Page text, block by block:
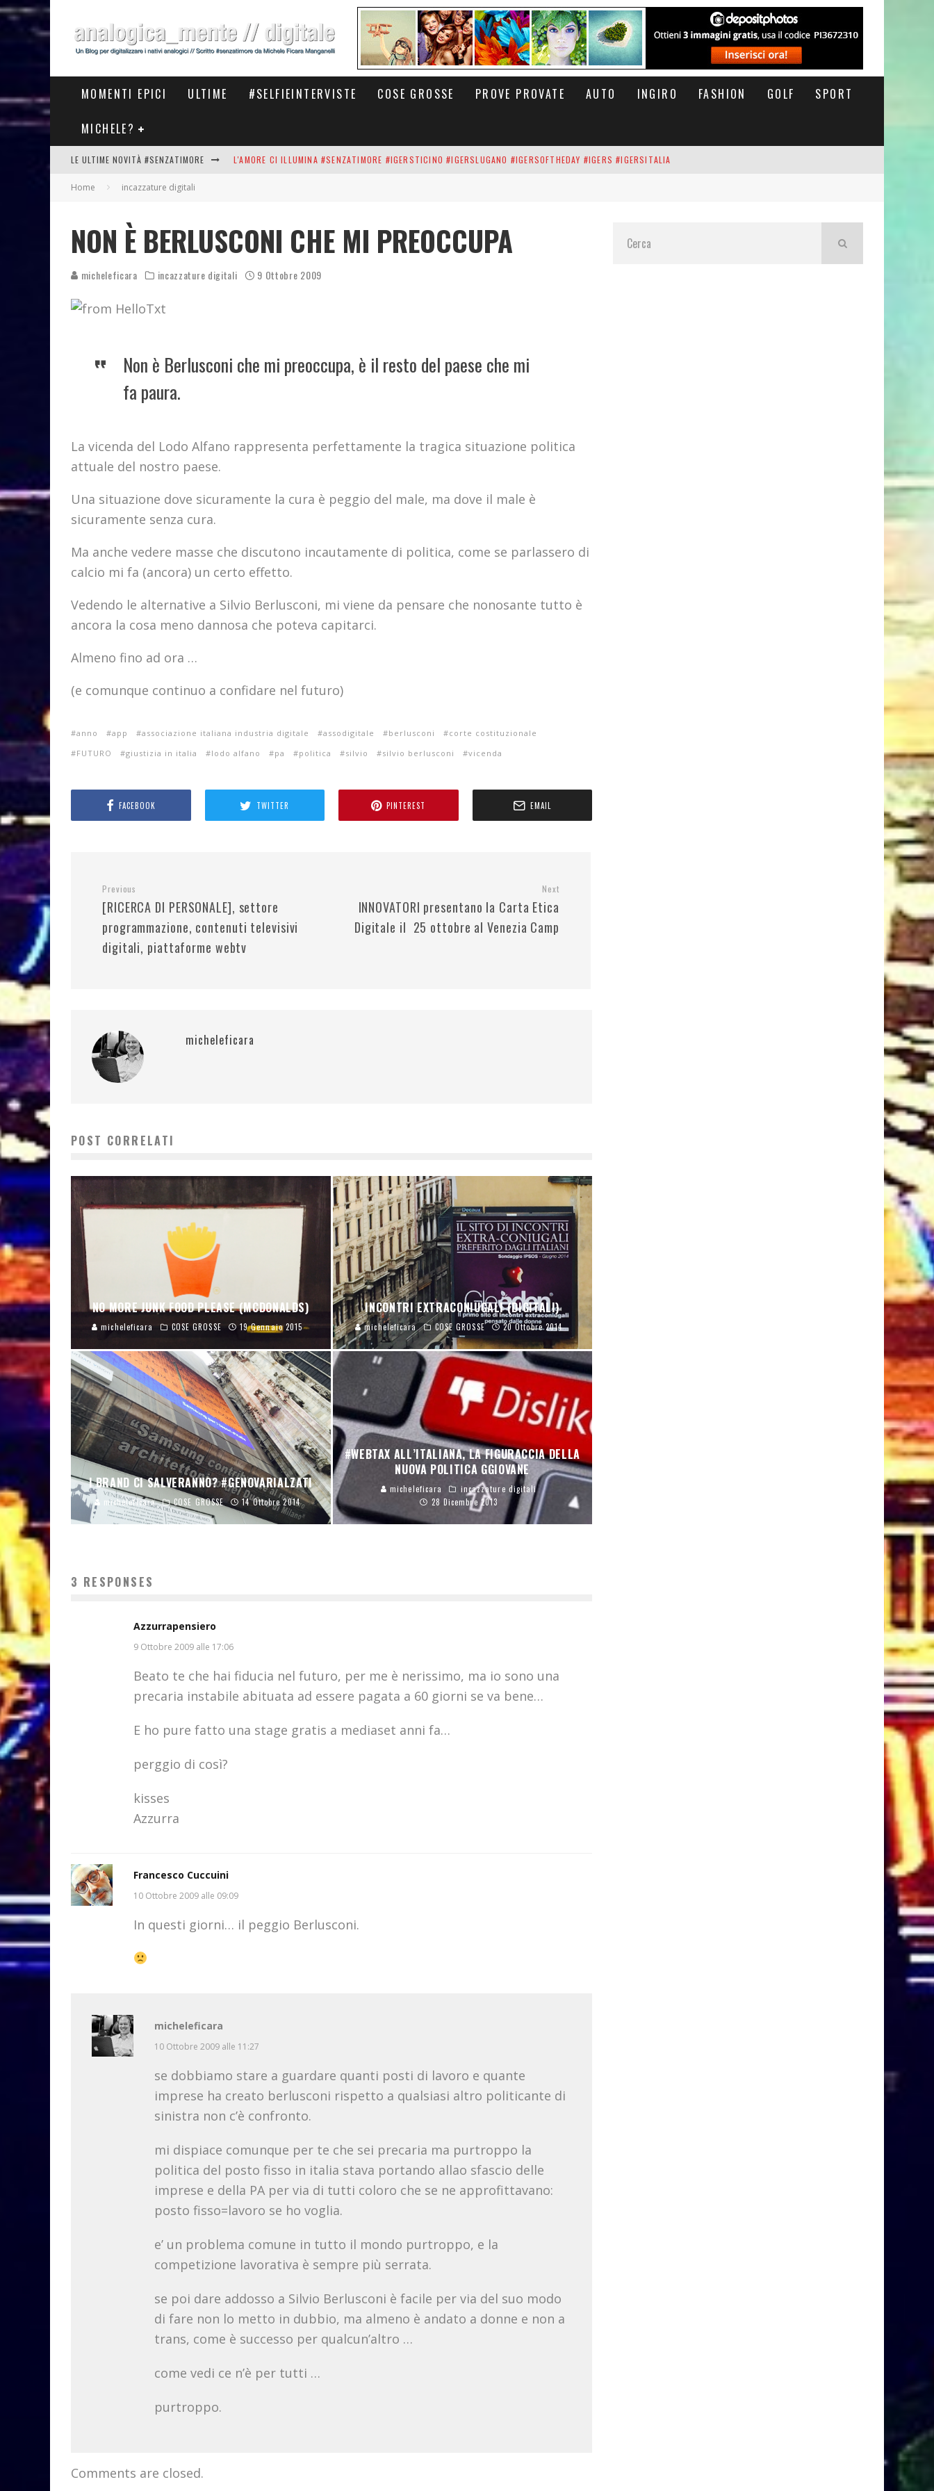
MOMENTI EPICI ULTIME #SELFIEINTERVISTE COSE GROSSE PROVE PROVATE AUTO INGIRO FASHION GOLF SPORT
MICHELE?
LE ULTIME NOVITÀ #SENZATIMORE L'AMORE CI ILLUMINA #SENZATIMORE #IGERSTICINO #IGERSLUGANO #IGERSOFTHEDAY #IGERS #IGERSITALIA
#COSEDILAVORO LA PORTA DELL'INFERNO È QUI: IL CENTRO COMMERCIALE DI ARESE OLTRE 10 KM DI CODA. POTETE MORIRE QUI.
Home incazzature digitali
NON È BERLUSCONI CHE MI PREOCCUPA
micheleficara incazzature digitali 9 Ottobre 2009
Non è Berlusconi che mi preoccupa, è il resto del paese che mi
fa paura.
La vicenda del Lodo Alfano rappresenta perfettamente la tragica situazione politica
attuale del nostro paese.
Una situazione dove sicuramente la cura è peggio del male, ma dove il male è
sicuramente senza cura.
Ma anche vedere masse che discutono incautamente di politica, come se parlassero di
calcio mi fa (ancora) un certo effetto.
Vedendo le alternative a Silvio Berlusconi, mi viene da pensare che nonosante tutto è
ancora la cosa meno dannosa che poteva capitarci.
Almeno fino ad ora …
(e comunque continuo a confidare nel futuro)
anno app associazione italiana industria digitale assodigitale berlusconi
corte costituzionale
FUTURO
giustizia in italia lodo alfano pa politica silvio silvio berlusconi vicenda
FACEBOOK TWITTER PINTEREST EMAIL
Previous
[RICERCA DI PERSONALE], settore
programmazione, contenuti televisivi
digitali, piattaforme webtv
Next
INNOVATORI presentano la Carta Etica
Digitale il 25 ottobre al Venezia Camp
micheleficara
POST CORRELATI
NO MORE JUNK FOOD PLEASE (MCDONALDS)
micheleficara COSE GROSSE 19 Gennaio 2015
INCONTRI EXTRACONIUGALI (DIGITALI)
micheleficara COSE GROSSE 20 Ottobre 2014
I BRAND CI SALVERANNO? #GENOVARIALZATI
micheleficara COSE GROSSE 14 Ottobre 2014
#WEBTAX ALL’ITALIANA, LA FIGURACCIA DELLA
NUOVA POLITICA GGIOVANE
micheleficara
incazzature digitali
28 Dicembre 2013
3 RESPONSES
Azzurrapensiero
9 Ottobre 2009 alle 17:06
Beato te che hai fiducia nel futuro, per me è nerissimo, ma io sono una
precaria instabile abituata ad essere pagata a 60 giorni se va bene…
E ho pure fatto una stage gratis a mediaset anni fa…
perggio di così?
kisses
Azzurra
Francesco Cuccuini
10 Ottobre 2009 alle 09:09
In questi giorni… il peggio Berlusconi.
micheleficara
10 Ottobre 2009 alle 11:27
se dobbiamo stare a guardare quanti posti di lavoro e quante
imprese ha creato berlusconi rispetto a qualsiasi altro politicante di
sinistra non c’è confronto.
mi dispiace comunque per te che sei precaria ma purtroppo la
politica del posto fisso in italia stava portando allao sfascio delle
imprese e della PA per via di tutti coloro che se ne approfittavano:
posto fisso=lavoro se ho voglia.
e’ un problema comune in tutto il mondo purtroppo, e la
competizione lavorativa è sempre più serrata.
se poi dare addosso a Silvio Berlusconi è facile per via del suo modo
di fare non lo metto in dubbio, ma almeno è andato a donne e non a
trans, come è successo per qualcun’altro …
come vedi ce n’è per tutti …
purtroppo.
Comments are closed.